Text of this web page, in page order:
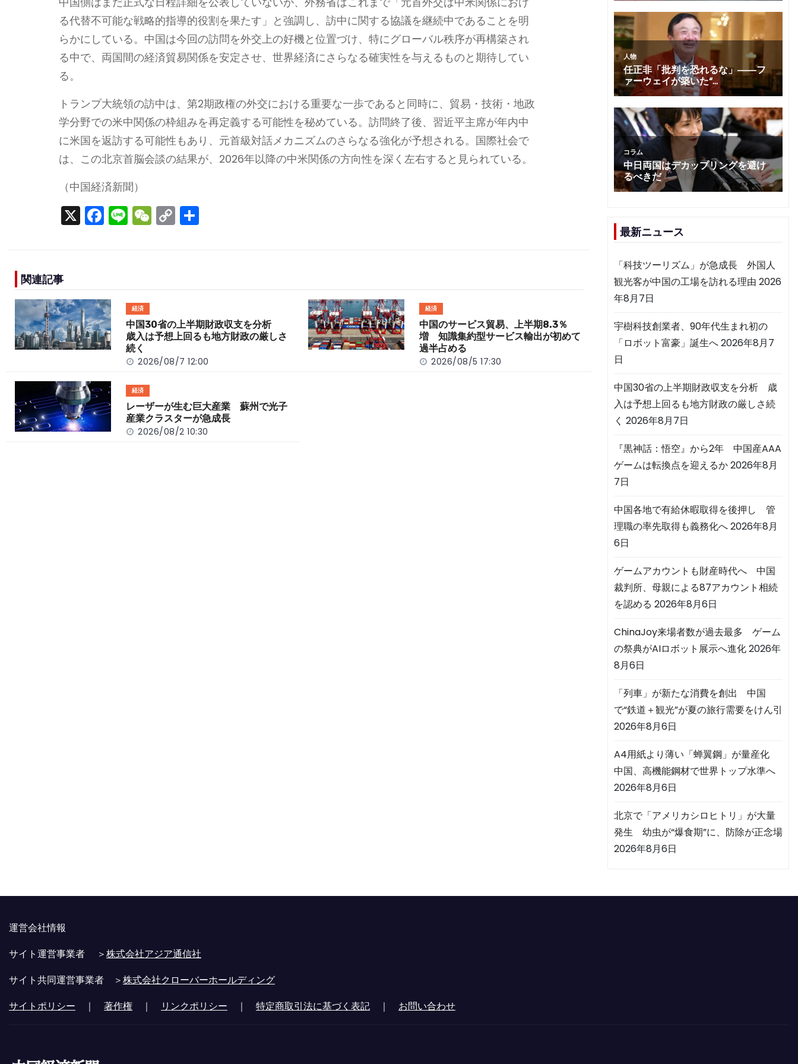
る代替不可能な戦略的指導的役割を果たす」と強調し、訪中に関する協議を継続中であることを明
らかにしている。中国は今回の訪問を外交上の好機と位置づけ、特にグローバル秩序が再構築され
る中で、両国間の経済貿易関係を安定させ、世界経済にさらなる確実性を与えるものと期待してい
る。
トランプ大統領の訪中は、第2期政権の外交における重要な一歩であると同時に、貿易・技術・地政
学分野での米中関係の枠組みを再定義する可能性を秘めている。訪問終了後、習近平主席が年内中
に米国を返訪する可能性もあり、元首級対話メカニズムのさらなる強化が予想される。国際社会で
は、この北京首脳会談の結果が、2026年以降の中米関係の方向性を深く左右すると見られている。
（中国経済新聞）
X F
a
o
o
k
Li
n
W
e
C
o
k
関連記事
経済
中国30省の上半期財政収支を分析
歳入は予想上回るも地方財政の厳しさ
続く
2026/08/7 12:00
経済
中国のサービス貿易、上半期8.3％
増 知識集約型サービス輸出が初めて
過半占める
2026/08/5 17:30
経済
レーザーが生む巨大産業 蘇州で光子
産業クラスターが急成長
2026/08/2 10:30
最新ニュース
「科技ツーリズム」が急成長 外国人
観光客が中国の工場を訪れる理由 2026
年8月7日
宇樹科技創業者、90年代生まれ初の
「ロボット富豪」誕生へ2026年8月7
日
中国30省の上半期財政収支を分析 歳
入は予想上回るも地方財政の厳しさ続
く 2026年8月7日
『黒神話：悟空』から2年 中国産AAA
ゲームは転換点を迎えるか2026年8月
7日
中国各地で有給休暇取得を後押し 管
理職の率先取得も義務化へ2026年8月
6日
ゲームアカウントも財産時代へ 中国
裁判所、母親による87アカウント相続
を認める 2026年8月6日
ChinaJoy来場者数が過去最多 ゲーム
の祭典がAIロボット展示へ進化2026年
8月6日
「列車」が新たな消費を創出 中国
で“鉄道＋観光”が夏の旅行需要をけん引
2026年8月6日
A4用紙より薄い「蝉翼鋼」が量産化
中国、高機能鋼材で世界トップ水準へ
2026年8月6日
北京で「アメリカシロヒトリ」が大量
発生 幼虫が“爆食期”に、防除が正念場
2026年8月6日
運営会社情報
サイト運営事業者 ＞株式会社アジア通信社
サイト共同運営事業者 ＞株式会社クローバーホールディング
サイトポリシー ｜ 著作権 ｜ リンクポリシー ｜ 特定商取引法に基づく表記 ｜ お問い合わせ